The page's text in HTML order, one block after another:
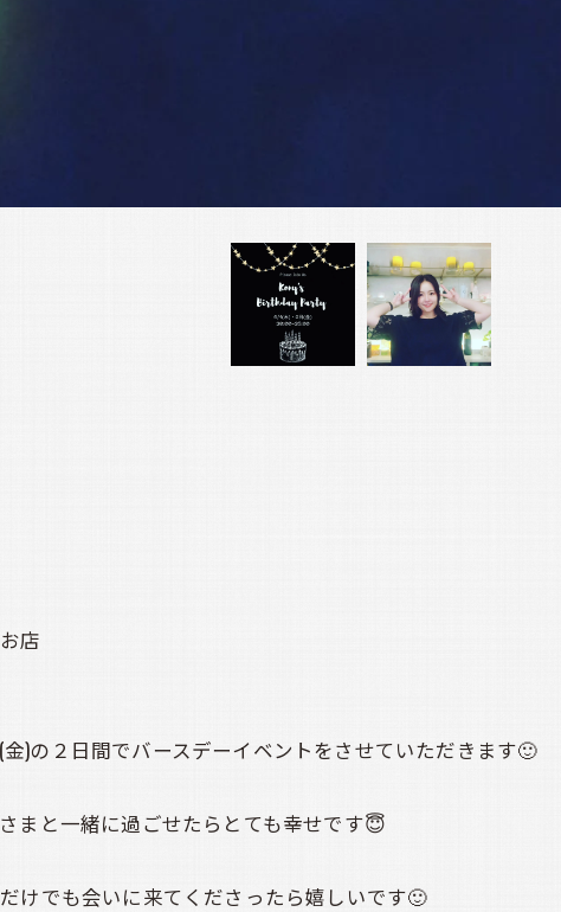
店
)の２日間でバースデーイベントをさせていただきます🙂
まと一緒に過ごせたらとても幸せです😇
けでも会いに来てくださったら嬉しいです🙂